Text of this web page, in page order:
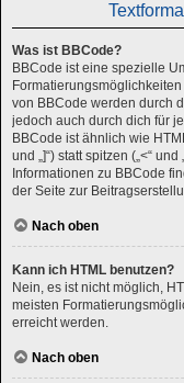
Was ist BBCode?
BBCode ist eine spezielle
von BBCode werden durch
jedoch auch durch dich für
BBCode ist ähnlich wie
und „]“) statt spitzen („<“
Informationen zu BBCode
der Seite zur
Nach oben
Kann ich HTML benutzen?
Nein, es ist nicht möglich,
meisten
erreicht werden.
Nach oben